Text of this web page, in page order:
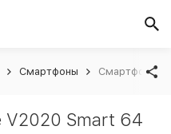
Смартфоны Смартфон
V2020 Smart 64